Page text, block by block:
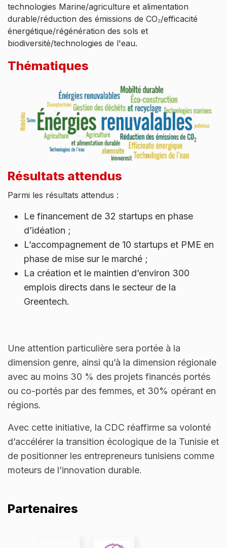
technologies Marine/agriculture et alimentation
durable/réduction des émissions de CO₂/efficacité
énergétique/régénération des sols et
biodiversité/technologies de l'eau.
Thématiques
Résultats attendus
Parmi les résultats attendus :
Le financement de 32 startups en phase
d’idéation ;
L’accompagnement de 10 startups et PME en
phase de mise sur le marché ;
La création et le maintien d’environ 300
emplois directs dans le secteur de la
Greentech.
Une attention particulière sera portée à la
dimension genre, ainsi qu’à la dimension régionale
avec au moins 30 % des projets financés portés
ou co-portés par des femmes, et 30% opérant en
régions.
Avec cette initiative, la CDC réaffirme sa volonté
d’accélérer la transition écologique de la Tunisie et
de positionner les entrepreneurs tunisiens comme
moteurs de l’innovation durable.
Partenaires